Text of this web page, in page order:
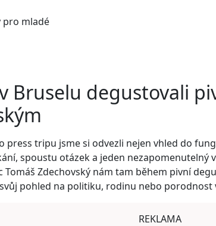
pro mladé
Bruselu degustovali
press tripu jsme si odvezli nejen vhled do
spoustu otázek a jeden nezapomenutelný
Tomáš Zdechovský nám tam během pivní
pohled na politiku, rodinu nebo porodnost
REKLAMA